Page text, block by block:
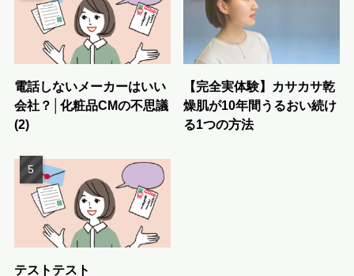
電話しないメーカーはいい
会社？│化粧品CMの不思議
(2)
【完全実体験】カサカサ乾
燥肌が10年間うるおい続け
る1つの方法
テストテスト